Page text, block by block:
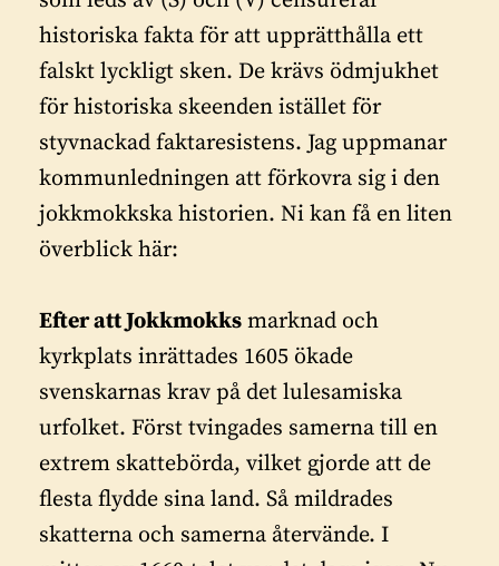
historiska fakta för att upprätthålla ett
falskt lyckligt sken. De krävs ödmjukhet
för historiska skeenden istället för
styvnackad faktaresistens. Jag uppmanar
kommunledningen att förkovra sig i den
jokkmokkska historien. Ni kan få en liten
överblick här:
Efter att Jokkmokks marknad och
kyrkplats inrättades 1605 ökade
svenskarnas krav på det lulesamiska
urfolket. Först tvingades samerna till en
extrem skattebörda, vilket gjorde att de
flesta flydde sina land. Så mildrades
skatterna och samerna återvände. I